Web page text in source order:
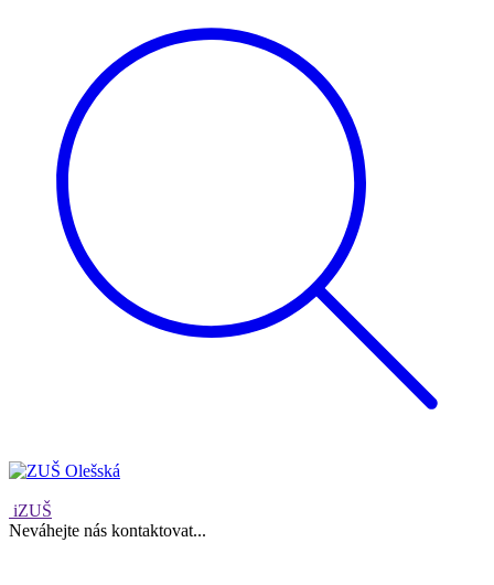
iZUŠ
Neváhejte nás kontaktovat...